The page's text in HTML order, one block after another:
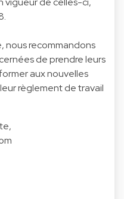
nous recommandons
de prendre leurs
aux nouvelles
règlement de travail